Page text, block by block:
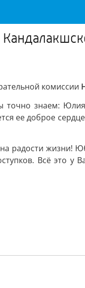
комиссии
точно знаем:
ее доброе
радости жизни!
Всё это у